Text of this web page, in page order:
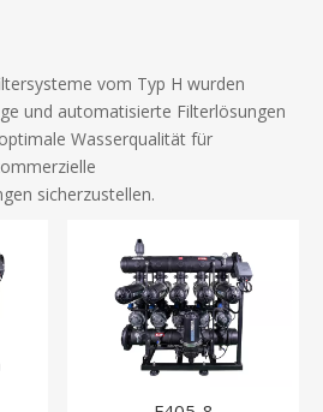
vom Typ H wurden
und automatisierte Filterlösungen
Wasserqualität für
sicherzustellen.